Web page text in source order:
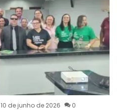
10 de junho de 2026 0